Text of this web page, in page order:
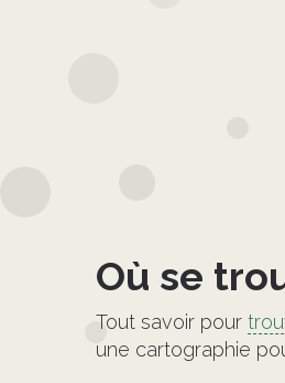
Où se
Tout savoir pour
une cartographie